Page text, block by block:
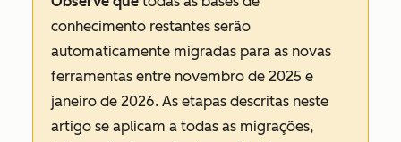
conhecimento restantes serão
automaticamente migradas para as novas
ferramentas entre novembro de 2025 e
janeiro de 2026. As etapas descritas neste
artigo se aplicam a todas as migrações,